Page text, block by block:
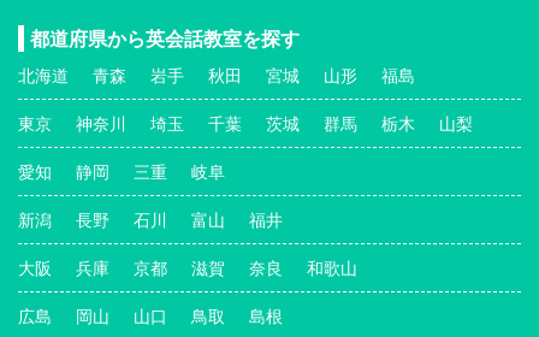
都道府県から英会話教室を探す
北海道 青森 岩手 秋田 宮城 山形 福島
東京 神奈川 埼玉 千葉 茨城 群馬 栃木 山梨
愛知 静岡 三重 岐阜
新潟 長野 石川 富山 福井
大阪 兵庫 京都 滋賀 奈良 和歌山
広島 岡山 山口 鳥取 島根